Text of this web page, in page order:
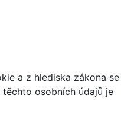
a z hlediska zákona se
osobních údajů je